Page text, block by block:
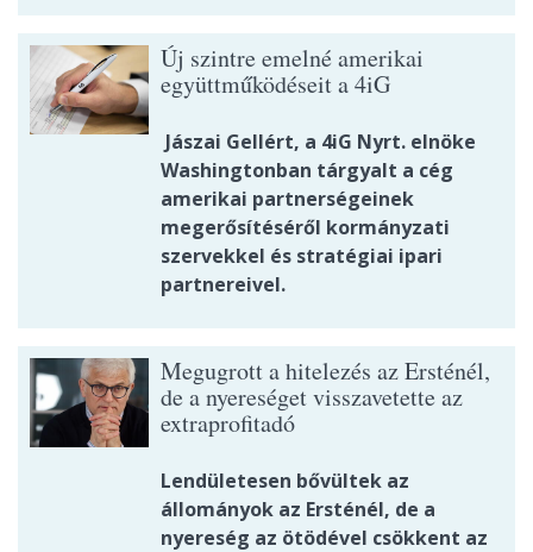
Új szintre emelné amerikai
együttműködéseit a 4iG
Jászai Gellért, a 4iG Nyrt. elnöke
Washingtonban tárgyalt a cég
amerikai partnerségeinek
megerősítéséről kormányzati
szervekkel és stratégiai ipari
partnereivel.
Megugrott a hitelezés az Ersténél,
de a nyereséget visszavetette az
extraprofitadó
Lendületesen bővültek az
állományok az Ersténél, de a
nyereség az ötödével csökkent az